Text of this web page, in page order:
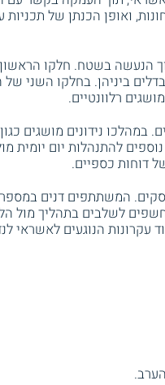
ואופן הכנתן של תכניות
הנעשה בשטח. חלקו
ביניהן. בחלקו השני של
רלוונטיים.
נידונים מושגים
להתנהלות יום יומית
דוחות כספיים.
המשתתפים דנים
לשלבים בתהליך מול
הנוגעים לאשראי